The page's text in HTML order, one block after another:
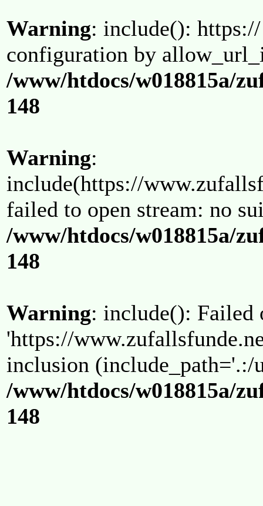
Warning: include():
configuration by
/www/htdocs/w018815a/
148
Warning:
include(https://
failed to open stream: no
/www/htdocs/w018815a/
148
Warning: include(): Failed
'https://
inclusion (include_path='.:/
/www/htdocs/w018815a/
148